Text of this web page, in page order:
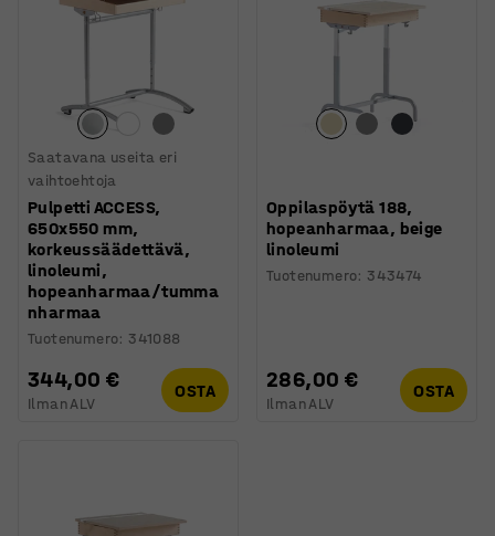
Saatavana useita eri
vaihtoehtoja
Pulpetti ACCESS,
650x550 mm,
korkeussäädettävä,
linoleumi,
hopeanharmaa/tumma
nharmaa
Tuotenumero: 341088
344,00 €
Ilman ALV
OSTA
Oppilaspöytä 188,
hopeanharmaa, beige
linoleumi
Tuotenumero: 343474
286,00 €
Ilman ALV
OSTA